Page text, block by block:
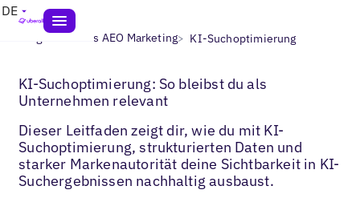
DE
Blogs> Lokales AEO Marketing> KI-Suchoptimierung
KI-Suchoptimierung: So bleibst du als
Unternehmen relevant
Dieser Leitfaden zeigt dir, wie du mit KI-
Suchoptimierung, strukturierten Daten und
starker Markenautorität deine Sichtbarkeit in KI-
Suchergebnissen nachhaltig ausbaust.